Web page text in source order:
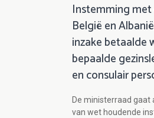
Instemming
België en
inzake betaalde
bepaalde
en consulair
De ministerraad
van wet houdende